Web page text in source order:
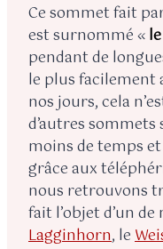
Ce sommet fait
est surnommé «
pendant de
le plus facilement
nos jours, cela
d’autres
moins de temps
grâce aux
nous retrouvons
fait l’objet d’un
Lagginhorn, le